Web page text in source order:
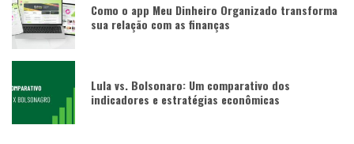
Como o app Meu Dinheiro Organizado transforma
sua relação com as finanças
Lula vs. Bolsonaro: Um comparativo dos
indicadores e estratégias econômicas